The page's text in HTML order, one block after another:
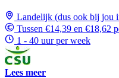
Landelijk (dus ook bij jou
Tussen €14,39 en €18,62
1 - 40 uur per week
Lees meer